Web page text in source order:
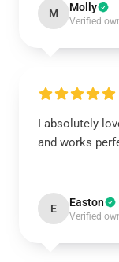
M Molly
Verified
I absolutely
and works
E Easton
Verified